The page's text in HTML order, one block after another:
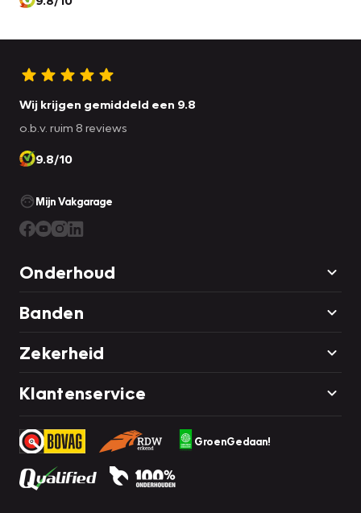
Wij krijgen gemiddeld een 9.8
o.b.v. ruim 8 reviews
9.8/10
Mijn Vakgarage
Onderhoud
Banden
Zekerheid
Klantenservice
GroenGedaan!